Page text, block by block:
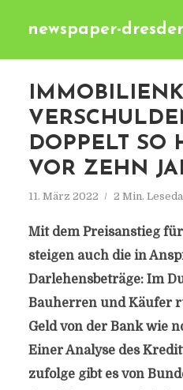
newspaper-
DOPPELT SO
VOR ZEHN
11. März 2022 2 Min.
Mit dem Preisanstieg
steigen auch die in
Darlehensbeträge: Im
Bauherren und Käufer
Geld von der Bank wie
Einer Analyse des
zufolge gibt es von